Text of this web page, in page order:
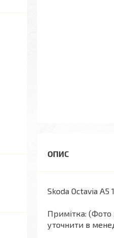
Skoda Octavia A5
Примітка: (Фото
уточнити в